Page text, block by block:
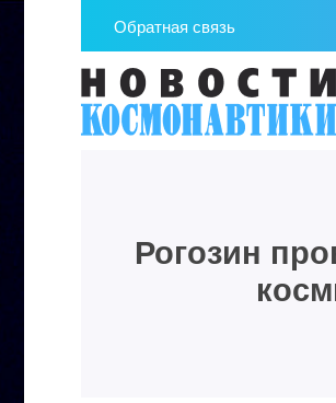
Обратная связь
Рогозин